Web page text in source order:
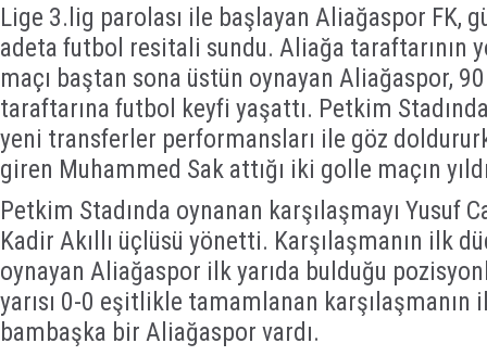
Lige 3.lig parolası ile başlayan Aliağaspor FK,
adeta futbol resitali sundu. Aliağa taraftarının
maçı baştan sona üstün oynayan Aliağaspor,
taraftarına futbol keyfi yaşattı. Petkim
yeni transferler performansları ile göz
giren Muhammed Sak attığı iki golle maçın
Petkim Stadında oynanan karşılaşmayı Yusuf
Kadir Akıllı üçlüsü yönetti. Karşılaşmanın ilk
oynayan Aliağaspor ilk yarıda bulduğu
yarısı 0-0 eşitlikle tamamlanan karşılaşmanın
bambaşka bir Aliağaspor vardı.